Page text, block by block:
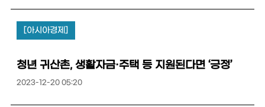
[아시아경제]
청년 귀산촌, 생활자금·주택 등 지원된다면 ‘긍정’
2023-12-20 05:20